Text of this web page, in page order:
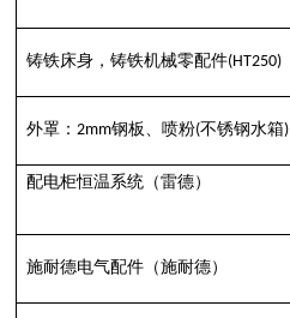
铸铁床身， 铸铁机械零配件(HT250)
外罩：2mm钢板、 喷粉(不锈钢水箱)
配电柜恒温系统（雷德）
施耐德电气配件（施耐德）